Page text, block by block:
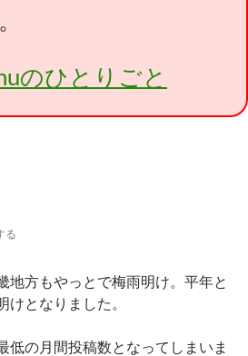
のひとりごと
る
地方もやっとで梅雨明け。平年と
けとなりました。
低の月間投稿数となってしまいま